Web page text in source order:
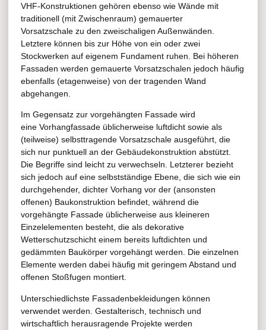
VHF-Konstruktionen gehören ebenso wie Wände mit
traditionell (mit Zwischenraum) gemauerter
Vorsatzschale zu den zweischaligen Außenwänden.
Letztere können bis zur Höhe von ein oder zwei
Stockwerken auf eigenem Fundament ruhen. Bei höheren
Fassaden werden gemauerte Vorsatzschalen jedoch häufig
ebenfalls (etagenweise) von der tragenden Wand
abgehangen.
Im Gegensatz zur vorgehängten Fassade wird
eine Vorhangfassade üblicherweise luftdicht sowie als
(teilweise) selbsttragende Vorsatzschale ausgeführt, die
sich nur punktuell an der Gebäudekonstruktion abstützt.
Die Begriffe sind leicht zu verwechseln. Letzterer bezieht
sich jedoch auf eine selbstständige Ebene, die sich wie ein
durchgehender, dichter Vorhang vor der (ansonsten
offenen) Baukonstruktion befindet, während die
vorgehängte Fassade üblicherweise aus kleineren
Einzelelementen besteht, die als dekorative
Wetterschutzschicht einem bereits luftdichten und
gedämmten Baukörper vorgehängt werden. Die einzelnen
Elemente werden dabei häufig mit geringem Abstand und
offenen Stoßfugen montiert.
Unterschiedlichste Fassadenbekleidungen können
verwendet werden. Gestalterisch, technisch und
wirtschaftlich herausragende Projekte werden